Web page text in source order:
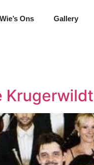
Wie’s Ons Gallery